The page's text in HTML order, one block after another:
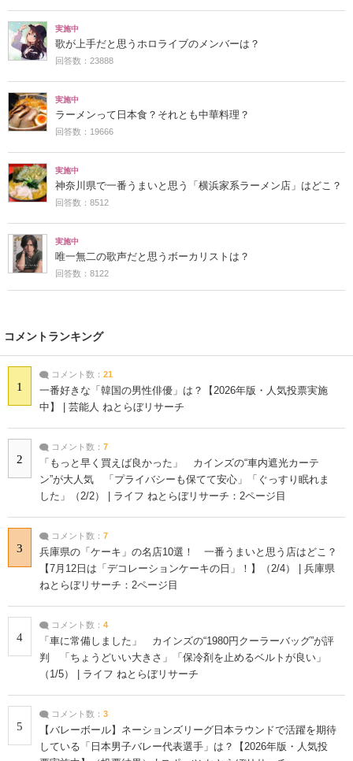
実施中
歌が上手だと思うホロライブのメンバーは？
回答数：23888
実施中
ラーメンって日本食？それとも中華料理？
回答数：19666
実施中
神奈川県で一番うまいと思う「横浜家系ラーメン店」はどこ？
回答数：8512
実施中
唯一無二の歌声だと思うボーカリストは？
回答数：8122
コメントランキング
1
コメント数： 21
一番好きな「韓国の男性俳優」は？【2026年版・人気投票実施
中】 | 芸能人 ねとらぼリサーチ
2
コメント数： 7
「もっと早く買えば良かった」 カインズの“車内遮光カーテ
ン”が大人気 「プライバシーも保てて安心」「ぐっすり眠れま
した」（2/2） | ライフ ねとらぼリサーチ：2ページ目
3
コメント数： 7
兵庫県の「ケーキ」の名店10選！ 一番うまいと思う店はどこ？
【7月12日は「デコレーションケーキの日」！】（2/4） | 兵庫県
ねとらぼリサーチ：2ページ目
4
コメント数： 4
「車に常備しました」 カインズの“1980円クーラーバッグ”が評
判 「ちょうどいい大きさ」「保冷剤を止めるベルトが良い」
（1/5） | ライフ ねとらぼリサーチ
5
コメント数： 3
【バレーボール】ネーションズリーグ日本ラウンドで活躍を期待
している「日本男子バレー代表選手」は？【2026年版・人気投